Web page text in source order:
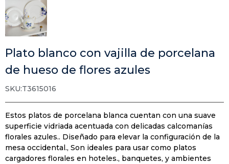
Plato blanco con vajilla de porcelana
de hueso de flores azules
SKU:T3615016
Estos platos de porcelana blanca cuentan con una suave
superficie vidriada acentuada con delicadas calcomanías
florales azules.. Diseñado para elevar la configuración de la
mesa occidental., Son ideales para usar como platos
cargadores florales en hoteles., banquetes, y ambientes